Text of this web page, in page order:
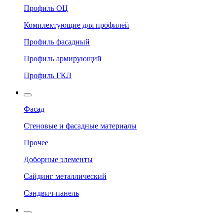
Профиль ОЦ
Комплектующие для профилей
Профиль фасадный
Профиль армирующий
Профиль ГКЛ
Фасад
Стеновые и фасадные материалы
Прочее
Доборные элементы
Сайдинг металлический
Сэндвич-панель